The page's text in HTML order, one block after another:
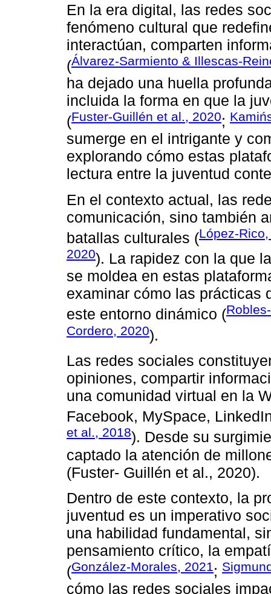
En la era digital, las redes
fenómeno cultural que
interactúan, comparten
(Álvarez-Sarmiento & Illescas-
ha dejado una huella
incluida la forma en que la
(Fuster-Guillén et al., 2020;
sumerge en el intrigante y
explorando cómo estas
lectura entre la juventud
En el contexto actual, las
comunicación, sino también
batallas culturales (López-
2020). La rapidez con la que
se moldea en estas
examinar cómo las prácticas
este entorno dinámico (
Cordero, 2020).
Las redes sociales
opiniones, compartir
una comunidad virtual en la
Facebook, MySpace,
et al., 2018). Desde su
captado la atención de
(Fuster- Guillén et al., 2020).
Dentro de este contexto, la
juventud es un imperativo
una habilidad fundamental,
pensamiento crítico, la
(González-Morales, 2021;
cómo las redes sociales